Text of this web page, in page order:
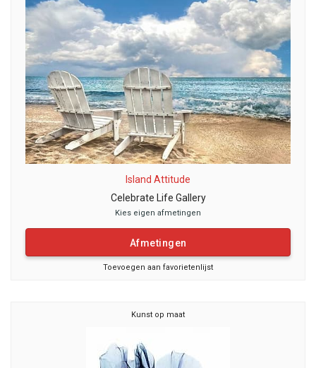
Island Attitude
Celebrate Life Gallery
Kies eigen afmetingen
Afmetingen
Toevoegen aan favorietenlijst
Kunst op maat